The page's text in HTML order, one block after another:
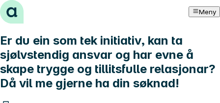
Hopp til innhold Meny
Er du ein som tek initiativ, kan ta
sjølvstendig ansvar og har evne å
skape trygge og tillitsfulle relasjonar?
Då vil me gjerne ha din søknad!